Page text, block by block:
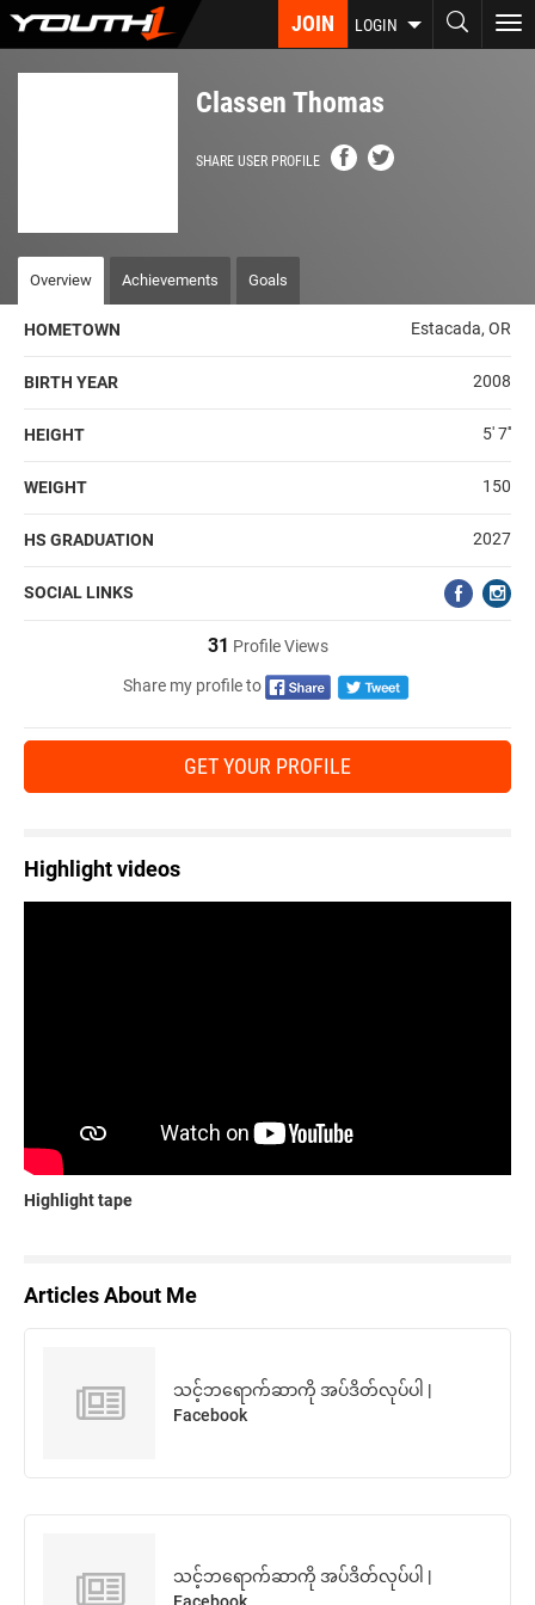
Skip
JOIN LOGIN
Classen Thomas
SHARE USER PROFILE
Overview Achievements Goals
HOMETOWN Estacada, OR
BIRTH YEAR 2008
HEIGHT 5' 7''
WEIGHT 150
HS GRADUATION 2027
SOCIAL LINKS
31 Profile Views
Share my profile to
GET YOUR PROFILE
Highlight videos
Highlight tape
Articles About Me
သင့်ဘရောက်ဆာကို အပ်ဒိတ်လုပ်ပါ |
Facebook
သင့်ဘရောက်ဆာကို အပ်ဒိတ်လုပ်ပါ |